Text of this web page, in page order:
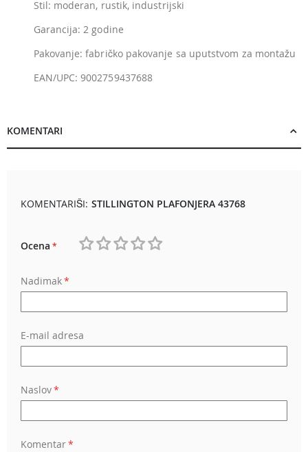
Stil: moderan, rustik, industrijski
Garancija: 2 godine
Pakovanje: fabričko pakovanje sa uputstvom za montažu
EAN/UPC: 9002759437688
KOMENTARI
KOMENTARIŠI: STILLINGTON PLAFONJERA 43768
Ocena
Nadimak
E-mail adresa
Naslov
Komentar